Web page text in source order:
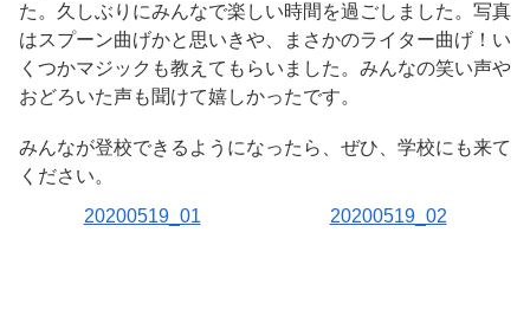
た。久しぶりにみんなで楽しい時間を過ごしました。写真
はスプーン曲げかと思いきや、まさかのライター曲げ！い
くつかマジックも教えてもらいました。みんなの笑い声や
おどろいた声も聞けて嬉しかったです。
みんなが登校できるようになったら、ぜひ、学校にも来て
ください。
20200519_01
20200519_02